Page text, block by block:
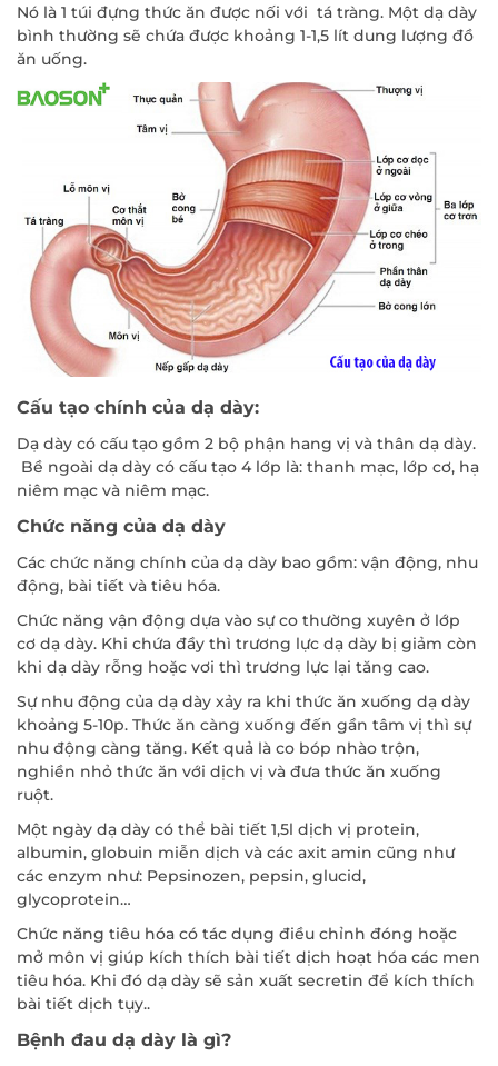
Nó là 1 túi đựng thức ăn được nối với tá tràng. Một dạ dày
bình thường sẽ chứa được khoảng 1-1,5 lít dung lượng đồ
ăn uống.
Cấu tạo chính của dạ dày:
Dạ dày có cấu tạo gồm 2 bộ phận hang vị và thân dạ dày.
Bề ngoài dạ dày có cấu tạo 4 lớp là: thanh mạc, lớp cơ, hạ
niêm mạc và niêm mạc.
Chức năng của dạ dày
Các chức năng chính của dạ dày bao gồm: vận động, nhu
động, bài tiết và tiêu hóa.
Chức năng vận động dựa vào sự co thường xuyên ở lớp
cơ dạ dày. Khi chứa đầy thì trương lực dạ dày bị giảm còn
khi dạ dày rỗng hoặc vơi thì trương lực lại tăng cao.
Sự nhu động của dạ dày xảy ra khi thức ăn xuống dạ dày
khoảng 5-10p. Thức ăn càng xuống đến gần tâm vị thì sự
nhu động càng tăng. Kết quả là co bóp nhào trộn,
nghiền nhỏ thức ăn với dịch vị và đưa thức ăn xuống
ruột.
Một ngày dạ dày có thể bài tiết 1,5l dịch vị protein,
albumin, globuin miễn dịch và các axit amin cũng như
các enzym như: Pepsinozen, pepsin, glucid,
glycoprotein…
Chức năng tiêu hóa có tác dụng điều chỉnh đóng hoặc
mở môn vị giúp kích thích bài tiết dịch hoạt hóa các men
tiêu hóa. Khi đó dạ dày sẽ sản xuất secretin để kích thích
bài tiết dịch tụy..
Bệnh đau dạ dày là gì?